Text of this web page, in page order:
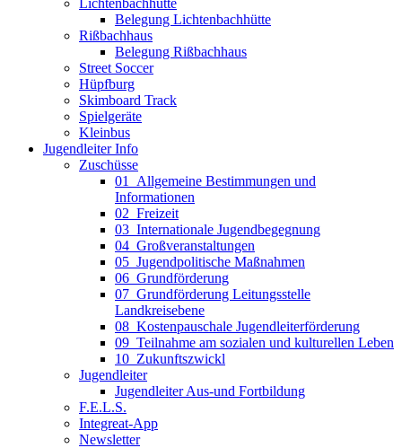
Belegung Lichtenbachhütte
Rißbachhaus
Belegung Rißbachhaus
Street Soccer
Hüpfburg
Skimboard Track
Spielgeräte
Kleinbus
Jugendleiter Info
Zuschüsse
01_Allgemeine Bestimmungen und
Informationen
02_Freizeit
03_Internationale Jugendbegegnung
04_Großveranstaltungen
05_Jugendpolitische Maßnahmen
06_Grundförderung
07_Grundförderung Leitungsstelle
Landkreisebene
08_Kostenpauschale Jugendleiterförderung
09_Teilnahme am sozialen und kulturellen Leben
10_Zukunftszwickl
Jugendleiter
Jugendleiter Aus-und Fortbildung
F.E.L.S.
Integreat-App
Newsletter